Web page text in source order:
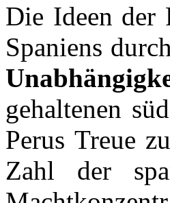
Die Ideen der
Spaniens
gehaltenen
Perus Treue
Zahl der